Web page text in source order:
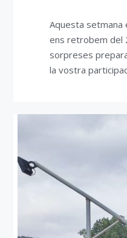
Aquesta setmana
ens retrobem del
sorpreses
la vostra